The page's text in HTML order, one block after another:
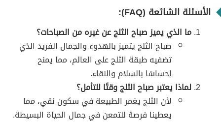
الأسئلة الشائعة (FAQ):
ما الذي يميز صباح الثلج عن غيره من الصباحات؟
صباح الثلج يتميز بالهدوء والجمال الفريد الذي
تضفيه طبقة الثلج على العالم، مما يمنح
إحساسًا بالسلام والنقاء.
لماذا يعتبر صباح الثلج وقتًا للتأمل؟
لأن الثلج يغمر الطبيعة في سكون نقي، مما
يعطينا فرصة للتمعن في جمال الحياة البسيطة.